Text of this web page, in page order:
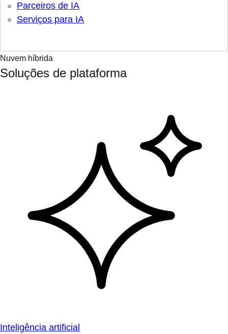
Parceiros de IA
Serviços para IA
Nuvem híbrida
Soluções de plataforma
Inteligência artificial